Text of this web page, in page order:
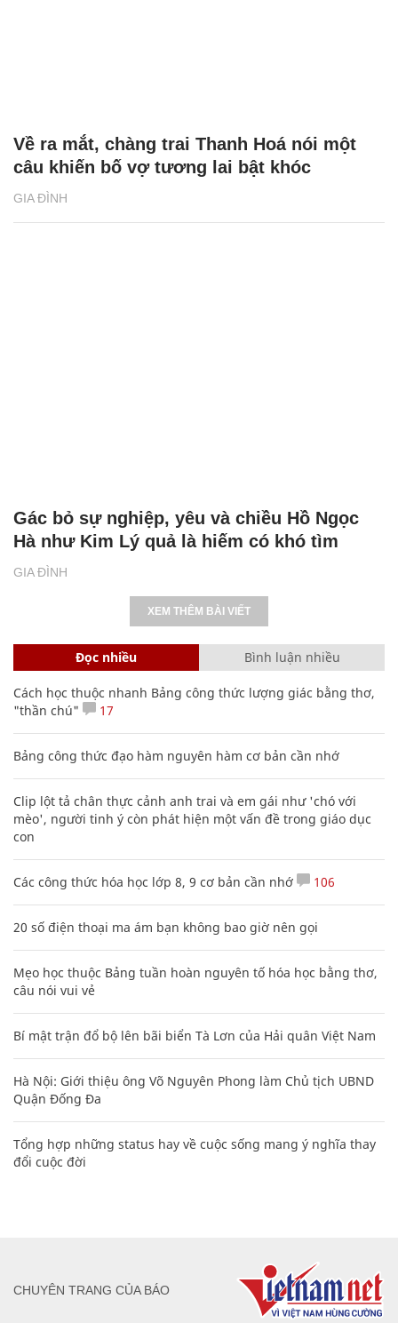
GIA ĐÌNH
Về ra mắt, chàng trai Thanh Hoá nói một
câu khiến bố vợ tương lai bật khóc
GIA ĐÌNH
Gác bỏ sự nghiệp, yêu và chiều Hồ Ngọc
Hà như Kim Lý quả là hiếm có khó tìm
XEM THÊM BÀI VIẾT
Đọc nhiều Bình luận nhiều
Cách học thuộc nhanh Bảng công thức lượng giác bằng thơ,
"thần chú"
17
Bảng công thức đạo hàm nguyên hàm cơ bản cần nhớ
Clip lột tả chân thực cảnh anh trai và em gái như 'chó với
mèo', người tinh ý còn phát hiện một vấn đề trong giáo dục
con
Các công thức hóa học lớp 8, 9 cơ bản cần nhớ 106
20 số điện thoại ma ám bạn không bao giờ nên gọi
Mẹo học thuộc Bảng tuần hoàn nguyên tố hóa học bằng thơ,
câu nói vui vẻ
Bí mật trận đổ bộ lên bãi biển Tà Lơn của Hải quân Việt Nam
Hà Nội: Giới thiệu ông Võ Nguyên Phong làm Chủ tịch UBND
Quận Đống Đa
Tổng hợp những status hay về cuộc sống mang ý nghĩa thay
đổi cuộc đời
CHUYÊN TRANG CỦA BÁO